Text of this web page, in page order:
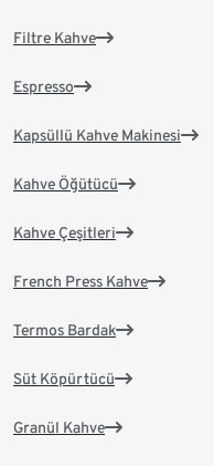
Filtre Kahve
Espresso
Kapsüllü Kahve Makinesi
Kahve Öğütücü
Kahve Çeşitleri
French Press Kahve
Termos Bardak
Süt Köpürtücü
Granül Kahve